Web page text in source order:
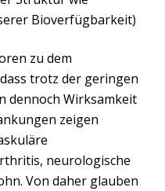
Bioverfügbarkeit)
zu dem
trotz der geringen
dennoch Wirksamkeit
zeigen
neurologische
Von daher glauben